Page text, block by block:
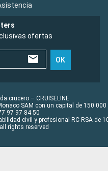
ofertas
OK
crucero – CRUISELINE
SAM con un capital de 150 000
97 97 84 50
civil y profesional RC RSA de
rights reserved